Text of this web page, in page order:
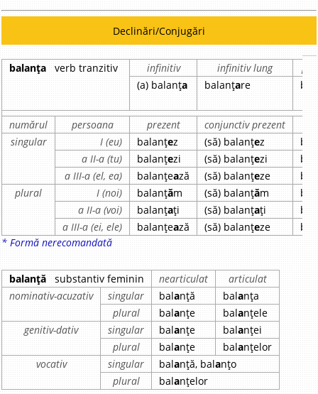
Declinări/Conjugări
balanța verb tranzitiv infinitiv infinitiv lung
(a) balanța balanțare
numărul persoana prezent conjunctiv prezent
singular
I (eu) balanțez (să) balanțez
a II-a (tu)
balanțezi (să) balanțezi
a III-a (el, ea)
balanțează (să) balanțeze
plural
I (noi) balanțăm (să) balanțăm
a II-a (voi)
balanțați (să) balanțați
a III-a (ei, ele)
balanțează (să) balanțeze
* Formă nerecomandată
balanță substantiv feminin nearticulat
articulat
nominativ-acuzativ
singular balanță balanța
plural
balanțe balanțele
genitiv-dativ
singular balanțe balanței
plural
balanțe balanțelor
vocativ
singular balanță, balanțo
plural
balanțelor